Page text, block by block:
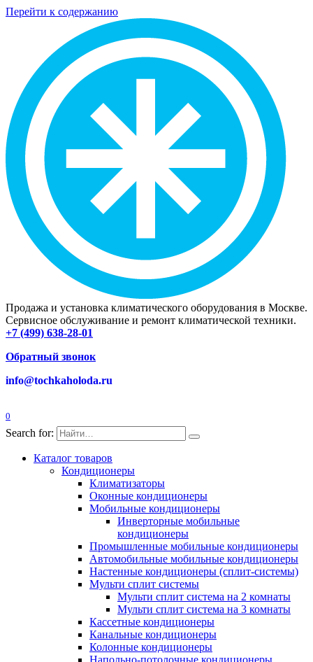
Перейти к содержанию
Продажа и установка климатического оборудования в Москве.
Сервисное обслуживание и ремонт климатической техники.
+7 (499) 638-28-01
Обратный звонок
info@tochkaholoda.ru
0
Search for:
Каталог товаров
Кондиционеры
Климатизаторы
Оконные кондиционеры
Мобильные кондиционеры
Инверторные мобильные
кондиционеры
Промышленные мобильные кондиционеры
Автомобильные мобильные кондиционеры
Настенные кондиционеры (сплит-системы)
Мульти сплит системы
Мульти сплит система на 2 комнаты
Мульти сплит система на 3 комнаты
Кассетные кондиционеры
Канальные кондиционеры
Колонные кондиционеры